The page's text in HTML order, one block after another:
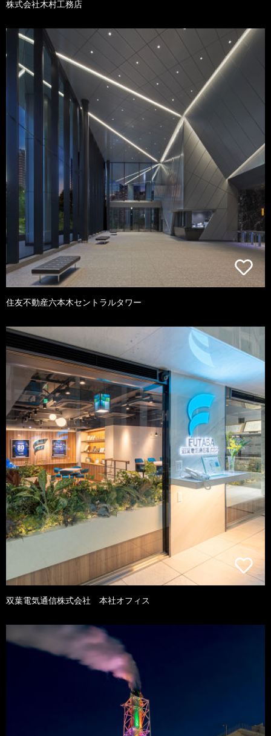
株式会社木村工務店
住友不動産六本木セントラルタワー
双葉電気通信株式会社 本社オフィス